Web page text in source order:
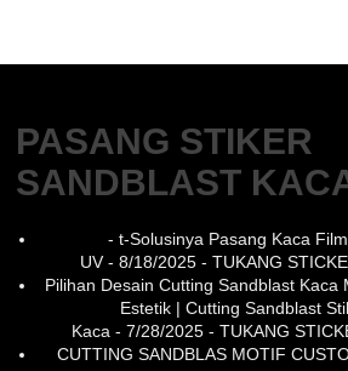
PASANG STIKER
SANDBLAST
- t-Solusinya Pasang Kaca
UV- 8/18/2025- TUKANG
Pilihan Desain Cutting Sandblast Kaca
Estetik | Cutting Sandblast
Kaca - 7/28/2025 - TUKANG
CUTTING SANDBLAS MOTIF